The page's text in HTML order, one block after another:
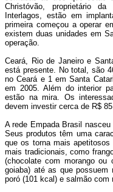
Christóvão, proprietário
Interlagos, estão em
primeira começou a operar
existem duas unidades em
operação.
Ceará, Rio de Janeiro e
está presente. No total, são
no Ceará e 1 em Santa
em 2005. Além do interior
estão na mira. Os
devem investir cerca de R$
A rede Empada Brasil
Seus produtos têm uma
que os torna mais
mais tradicionais, como
(chocolate com morango ou
goiaba) até as que
poró (101 kcal) e salmão com